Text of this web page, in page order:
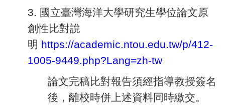
3. 國立臺灣海洋大學研究生學位論文原
創性比對說
明 https://academic.ntou.edu.tw/p/412-
1005-9449.php?Lang=zh-tw
論文完稿比對報告須經指導教授簽名
後，離校時併上述資料同時繳交。